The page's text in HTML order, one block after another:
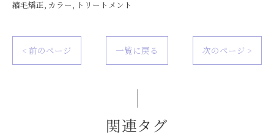
縮毛矯正 カラー トリートメント
< 前のページ 一覧に戻る 次のページ >
関連タグ